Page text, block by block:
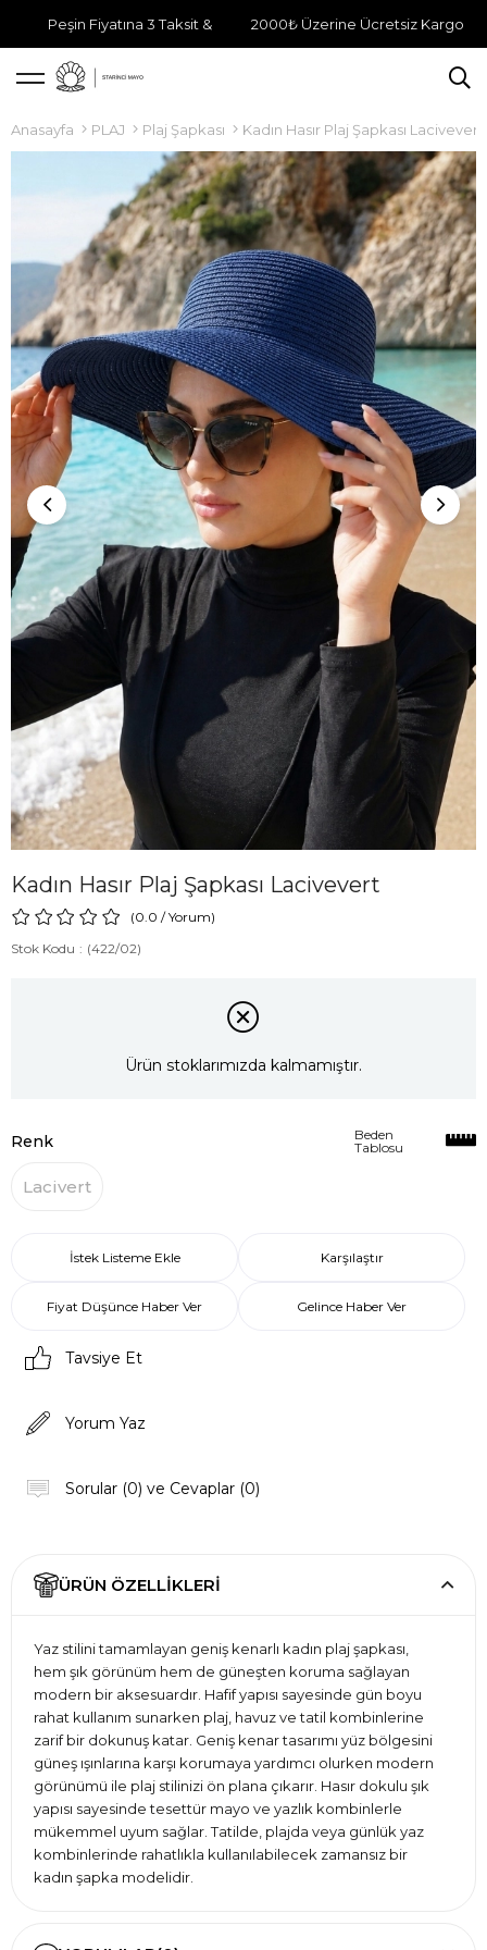
Peşin Fiyatına 3 Taksit & 2000₺ Üzerine Ücretsiz Kargo
Anasayfa PLAJ Plaj Şapkası Kadın Hasır Plaj Şapkası Lacivevert
Kadın Hasır Plaj Şapkası Lacivevert
0.0 /Yorum)
Stok Kodu
(422/02)
Ürün stoklarımızda kalmamıştır.
Renk
Lacivert
Beden
Tablosu
İstek Listeme Ekle Karşılaştır
Fiyat Düşünce Haber Ver Gelince Haber Ver
Tavsiye Et
Yorum Yaz
Sorular (0) ve Cevaplar (0)
ÜRÜN ÖZELLIKLERI
Yaz stilini tamamlayan geniş kenarlı kadın plaj şapkası,
hem şık görünüm hem de güneşten koruma sağlayan
modern bir aksesuardır. Hafif yapısı sayesinde gün boyu
rahat kullanım sunarken plaj, havuz ve tatil kombinlerine
zarif bir dokunuş katar. Geniş kenar tasarımı yüz bölgesini
güneş ışınlarına karşı korumaya yardımcı olurken modern
görünümü ile plaj stilinizi ön plana çıkarır. Hasır dokulu şık
yapısı sayesinde tesettür mayo ve yazlık kombinlerle
mükemmel uyum sağlar. Tatilde, plajda veya günlük yaz
kombinlerinde rahatlıkla kullanılabilecek zamansız bir
kadın şapka modelidir.